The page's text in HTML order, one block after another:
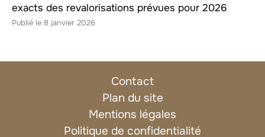
exacts des revalorisations prévues pour 2026
8 janvier 2026
Contact
Plan du site
Mentions légales
Politique de confidentialité